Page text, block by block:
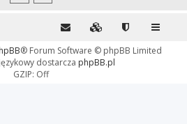
® Forum Software © phpBB Limited
dostarcza phpBB.pl
GZIP: Off